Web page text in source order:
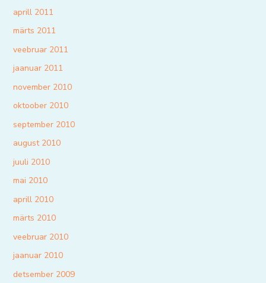
aprill 2011
märts 2011
veebruar 2011
jaanuar 2011
november 2010
oktoober 2010
september 2010
august 2010
juuli 2010
mai 2010
aprill 2010
märts 2010
veebruar 2010
jaanuar 2010
detsember 2009